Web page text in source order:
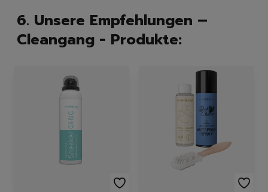
6. Unsere Empfehlungen –
Cleangang - Produkte:
Featured Products